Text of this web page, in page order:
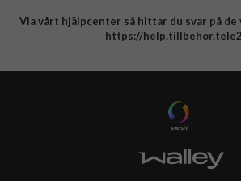
Integritetspolicy
Via vårt hjälpcenter så hittar du svar på
https://